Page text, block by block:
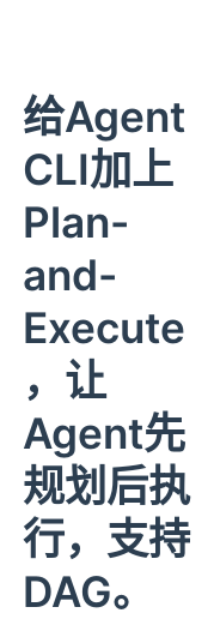
给Agent
CLI加上
Plan-
and-
Execute
，让
Agent先
规划后执
行，支持
DAG。